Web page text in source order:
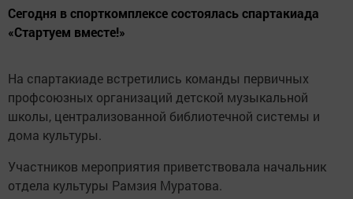
Сегодня в спорткомплексе состоялась спартакиада
«Стартуем вместе!»
На спартакиаде встретились команды первичных
профсоюзных организаций детской музыкальной
школы, централизованной библиотечной системы и
дома культуры.
Участников мероприятия приветствовала начальник
отдела культуры Рамзия Муратова.